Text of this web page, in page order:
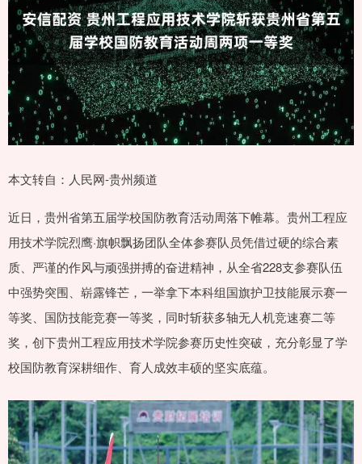
本文转自：人民网-贵州频道
近日，贵州省第五届学校国防教育活动周落下帷幕。贵州工程应
用技术学院烈鹰·旗帜飘扬团队全体参赛队员凭借过硬的综合素
质、严谨的作风与顽强拼搏的奋进精神，从全省228支参赛队伍
中强势突围、崭露锋芒，一举拿下本科组国旗护卫技能展示赛一
等奖、国防技能竞赛一等奖，同时斩获多轴无人机竞速赛二等
奖，创下贵州工程应用技术学院参赛历史性突破，充分彰显了学
校国防教育深耕细作、育人成效丰硕的坚实底蕴。